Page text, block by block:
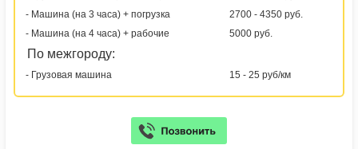
- Машина (на 3 часа) + погрузка
2700 - 4350 руб.
- Машина (на 4 часа) + рабочие
5000 руб.
По межгороду:
- Грузовая машина 15 - 25 руб/км